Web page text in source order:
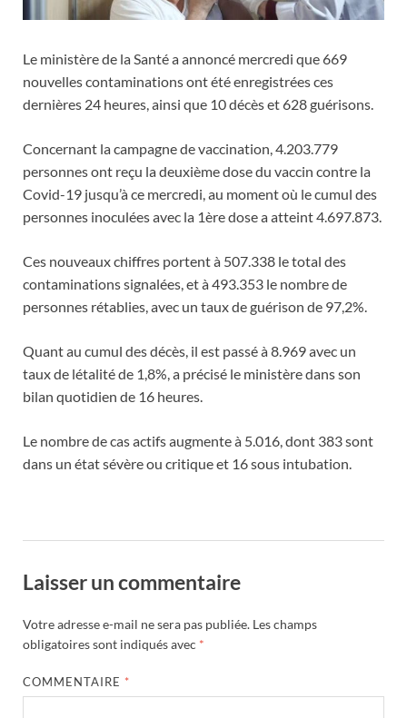
Le ministère de la Santé a annoncé mercredi que 669
nouvelles contaminations ont été enregistrées ces
dernières 24 heures, ainsi que 10 décès et 628 guérisons.
Concernant la campagne de vaccination, 4.203.779
personnes ont reçu la deuxième dose du vaccin contre la
Covid-19 jusqu’à ce mercredi, au moment où le cumul des
personnes inoculées avec la 1ère dose a atteint 4.697.873.
Ces nouveaux chiffres portent à 507.338 le total des
contaminations signalées, et à 493.353 le nombre de
personnes rétablies, avec un taux de guérison de 97,2%.
Quant au cumul des décès, il est passé à 8.969 avec un
taux de létalité de 1,8%, a précisé le ministère dans son
bilan quotidien de 16 heures.
Le nombre de cas actifs augmente à 5.016, dont 383 sont
dans un état sévère ou critique et 16 sous intubation.
Laisser un commentaire
Votre adresse e-mail ne sera pas publiée. Les champs
obligatoires sont indiqués avec *
COMMENTAIRE *